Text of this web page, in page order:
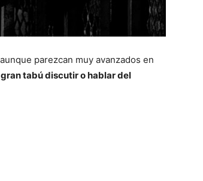
parezcan muy avanzados en
tabú discutir o hablar del